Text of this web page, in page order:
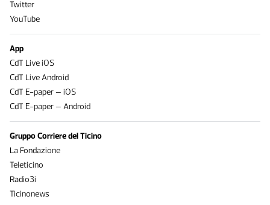
Twitter
YouTube
App
CdT Live iOS
CdT Live Android
CdT E-paper – iOS
CdT E-paper – Android
Gruppo Corriere del Ticino
La Fondazione
Teleticino
Radio3i
Ticinonews